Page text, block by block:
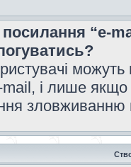
“e-
і лише